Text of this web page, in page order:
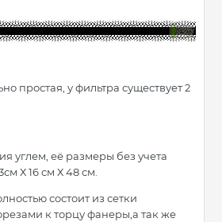
простая, у фильтра существует 2
углем, её размеры без учета
Х 16 см Х 48 см.
состоит из сетки
к торцу фанеры,а так же